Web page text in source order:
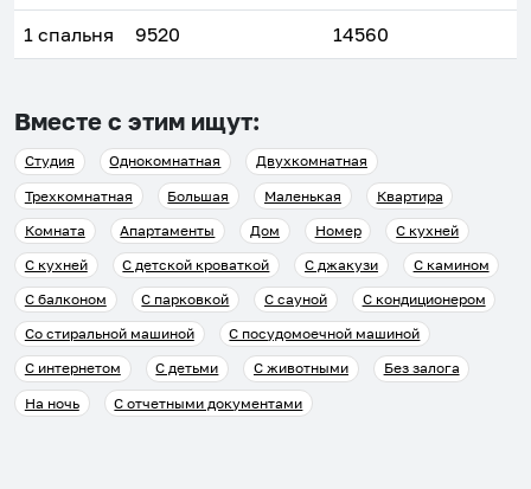
1 спальня 9520 14560
Вместе с этим ищут:
Студия Однокомнатная
Двухкомнатная
Трехкомнатная
Большая Маленькая
Квартира
Комната
Апартаменты Дом Номер
С кухней
С кухней
С детской кроваткой С джакузи
С камином
С балконом
С парковкой С сауной
С кондиционером
Со стиральной машиной
С посудомоечной машиной
С интернетом
С детьми С животными
Без залога
На ночь
С отчетными документами